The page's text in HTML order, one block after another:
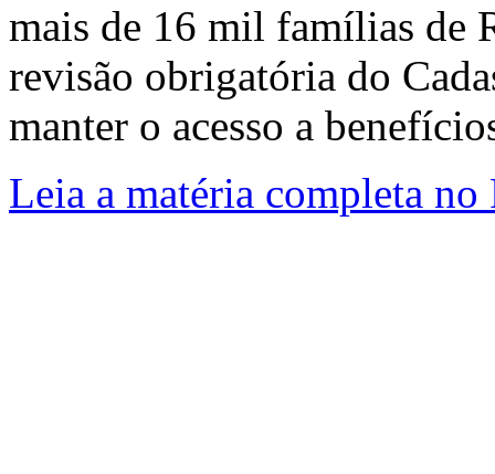
mais de 16 mil famílias de
revisão obrigatória do
manter o acesso a
Leia a matéria completa no